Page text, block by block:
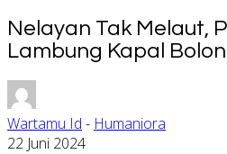
Nelayan Tak Melaut,
Lambung Kapal
Wartamu Id - Humaniora
22 Juni 2024